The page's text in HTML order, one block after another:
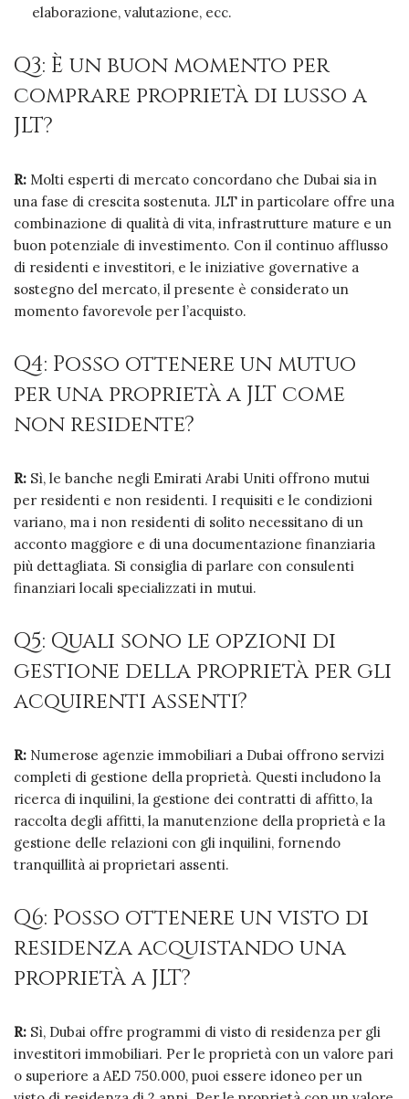
elaborazione, valutazione, ecc.
Q3: È un buon momento per
comprare proprietà di lusso a
JLT?
R: Molti esperti di mercato concordano che Dubai sia in
una fase di crescita sostenuta. JLT in particolare offre una
combinazione di qualità di vita, infrastrutture mature e un
buon potenziale di investimento. Con il continuo afflusso
di residenti e investitori, e le iniziative governative a
sostegno del mercato, il presente è considerato un
momento favorevole per l’acquisto.
Q4: Posso ottenere un mutuo
per una proprietà a JLT come
non residente?
R: Sì, le banche negli Emirati Arabi Uniti offrono mutui
per residenti e non residenti. I requisiti e le condizioni
variano, ma i non residenti di solito necessitano di un
acconto maggiore e di una documentazione finanziaria
più dettagliata. Si consiglia di parlare con consulenti
finanziari locali specializzati in mutui.
Q5: Quali sono le opzioni di
gestione della proprietà per gli
acquirenti assenti?
R: Numerose agenzie immobiliari a Dubai offrono servizi
completi di gestione della proprietà. Questi includono la
ricerca di inquilini, la gestione dei contratti di affitto, la
raccolta degli affitti, la manutenzione della proprietà e la
gestione delle relazioni con gli inquilini, fornendo
tranquillità ai proprietari assenti.
Q6: Posso ottenere un visto di
residenza acquistando una
proprietà a JLT?
R: Sì, Dubai offre programmi di visto di residenza per gli
investitori immobiliari. Per le proprietà con un valore pari
o superiore a AED 750.000, puoi essere idoneo per un